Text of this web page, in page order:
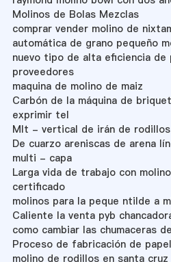
Molinos de Bolas Mezclas
comprar vender molino de
automática de grano pequeño
nuevo tipo de alta eficiencia
proveedores
maquina de molino de maiz
Carbón de la máquina de
exprimir tel
Mlt - vertical de irán de
De cuarzo areniscas de arena
multi - capa
Larga vida de trabajo con
certificado
molinos para la peque ntilde a
Caliente la venta pyb
como cambiar las chumaceras
Proceso de fabricación de
molino de rodillos en santa cruz